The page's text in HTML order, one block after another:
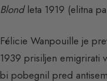
Blondleta 1919 (elitna
Félicie Wanpouille je
1939 prisiljen emigrirati
bi pobegnil pred